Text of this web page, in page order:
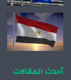
أحدث المقالات